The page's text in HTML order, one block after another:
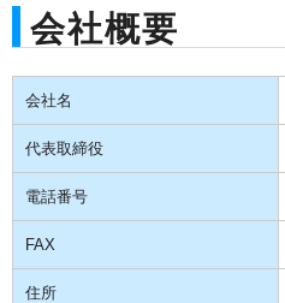
会社概要
会社名
代表取締役
電話番号
FAX
住所